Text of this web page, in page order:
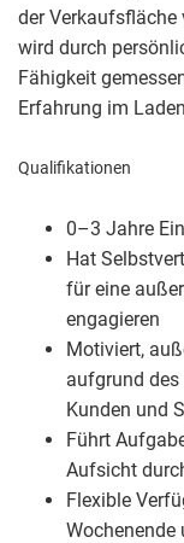
der Verkaufsfläche
wird durch
Fähigkeit
Erfahrung im
Qualifikationen
0–3 Jahre
Hat
für eine
engagieren
Motiviert,
aufgrund
Kunden und
Führt
Aufsicht
Flexible
Wochenende